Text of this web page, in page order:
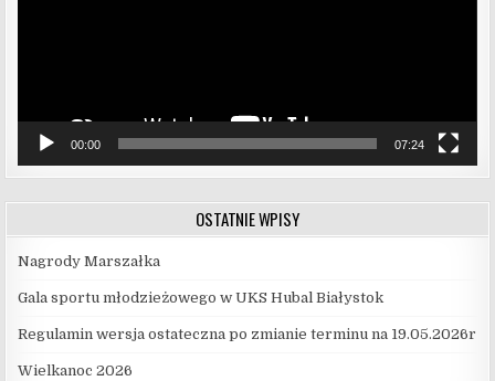
00:00 07:24
OSTATNIE WPISY
Nagrody Marszałka
Gala sportu młodzieżowego w UKS Hubal Białystok
Regulamin wersja ostateczna po zmianie terminu na 19.05.2026r
Wielkanoc 2026